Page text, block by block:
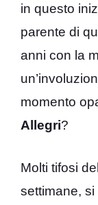
in questo
parente di
anni con la
momento
Allegri?
Molti tifosi
settimane,